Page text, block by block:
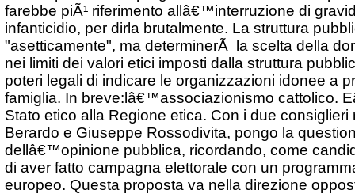
farebbe piÃ¹ riferimento allâ€™interruzione di
infanticidio, per dirla brutalmente. La struttura
"asetticamente", ma determinerÃ la scelta della
nei limiti dei valori etici imposti dalla struttura
poteri legali di indicare le organizzazioni idonee a
famiglia. In breve:lâ€™associazionismo cattolico.
Stato etico alla Regione etica. Con i due consiglieri
Berardo e Giuseppe Rossodivita, pongo la
dellâ€™opinione pubblica, ricordando, come
di aver fatto campagna elettorale con un
europeo. Questa proposta va nella direzione